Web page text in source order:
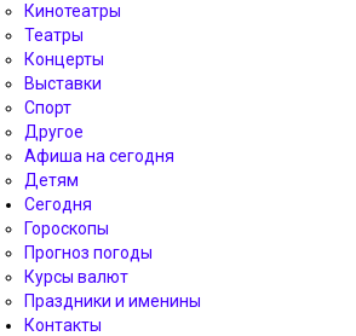
Кинотеатры
Театры
Концерты
Выставки
Спорт
Другое
Афиша на сегодня
Детям
Сегодня
Гороскопы
Прогноз погоды
Курсы валют
Праздники и именины
Контакты